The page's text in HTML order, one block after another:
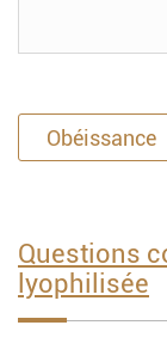
Obéissance
Questions
lyophilisée